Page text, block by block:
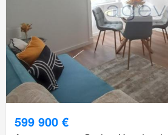
599 900 €